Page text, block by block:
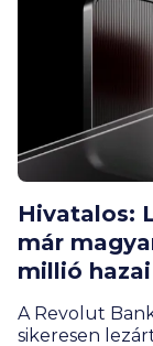
Hivatalos:
már
millió
A Revolut
sikeresen